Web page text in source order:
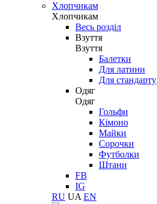
Хлопчикам
Хлопчикам
Весь розділ
Взуття
Взуття
Балетки
Для латини
Для стандарту
Одяг
Одяг
Гольфи
Кімоно
Майки
Сорочки
Футболки
Штани
FB
IG
RU UA EN